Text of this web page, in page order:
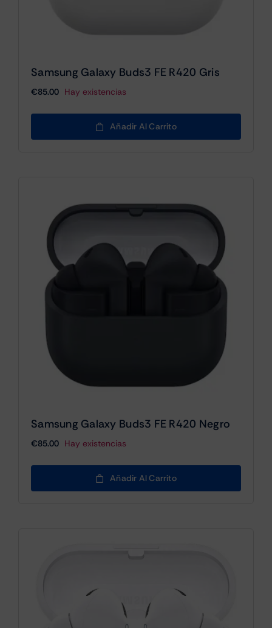
Samsung Galaxy Buds3 FE R420 Gris
€85.00 Hay existencias
Añadir Al Carrito
Samsung Galaxy Buds3 FE R420 Negro
€85.00 Hay existencias
Añadir Al Carrito